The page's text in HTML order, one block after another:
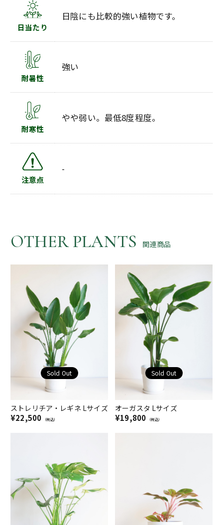
日当たり
日陰にも比較的強い植物です。
耐暑性
強い
耐寒性
やや弱い。最低8度程度。
注意点
-
OTHER PLANTS 関連商品
Sold Out
ストレリチア・レギネ Lサイズ
¥22,500 （税込）
Sold Out
オーガスタ Lサイズ
¥19,800 （税込）